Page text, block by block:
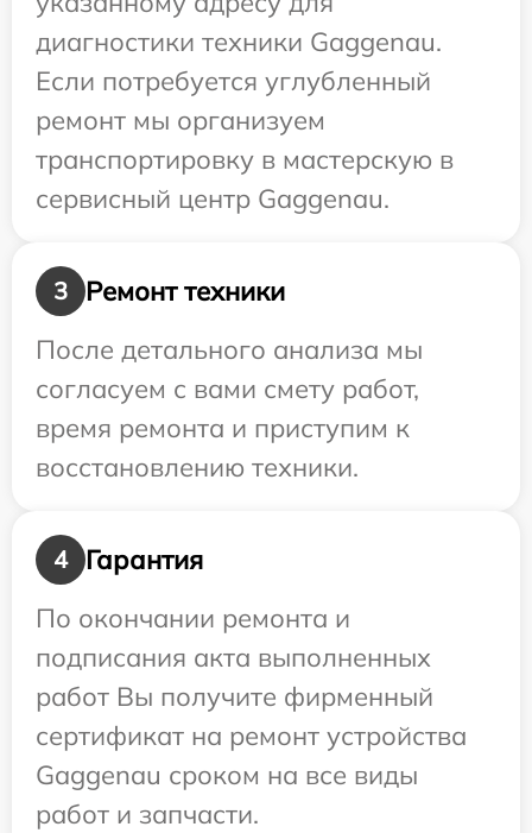
диагностики техники Gaggenau.
Если потребуется углубленный
ремонт мы организуем
транспортировку в мастерскую в
сервисный центр Gaggenau.
3
Ремонт техники
После детального анализа мы
согласуем с вами смету работ,
время ремонта и приступим к
восстановлению техники.
4
Гарантия
По окончании ремонта и
подписания акта выполненных
работ Вы получите фирменный
сертификат на ремонт устройства
Gaggenau сроком на все виды
работ и запчасти.